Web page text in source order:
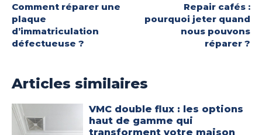
Comment réparer une
plaque
d’immatriculation
défectueuse ?
Repair cafés :
pourquoi jeter quand
nous pouvons
réparer ?
Articles similaires
VMC double flux : les options
haut de gamme qui
transforment votre maison